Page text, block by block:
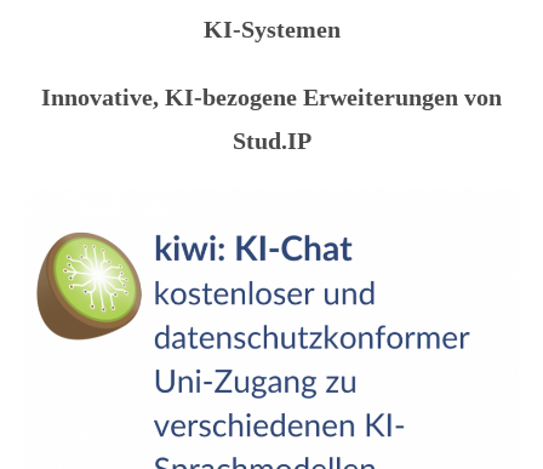
KI-Systemen
Innovative, KI-bezogene Erweiterungen von
Stud.IP